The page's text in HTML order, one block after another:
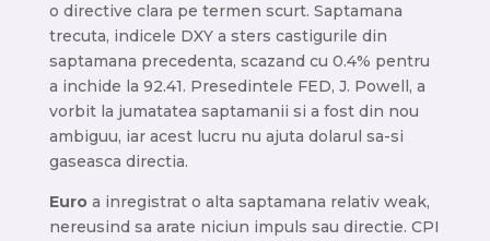
o directive clara pe termen scurt. Saptamana
trecuta, indicele DXY a sters castigurile din
saptamana precedenta, scazand cu 0.4% pentru
a inchide la 92.41. Presedintele FED, J. Powell, a
vorbit la jumatatea saptamanii si a fost din nou
ambiguu, iar acest lucru nu ajuta dolarul sa-si
gaseasca directia.
Euro a inregistrat o alta saptamana relativ weak,
nereusind sa arate niciun impuls sau directie. CPI